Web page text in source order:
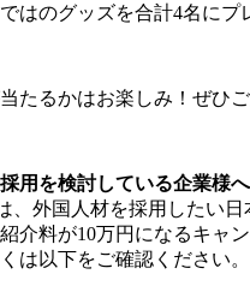
はのグッズを合計4名にプ
たるかはお楽しみ！ぜひご
用を検討している企業様
、外国人材を採用したい日
介料が10万円になるキャ
は以下をご確認ください。